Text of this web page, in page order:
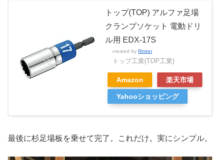
トップ(TOP) アルファ足場
クランプソケット 電動ドリ
ル用 EDX-17S
created by Rinker
トップ工業(TOP工業)
Amazon 楽天市場
Yahooショッピング
最後に杉足場板を乗せて完了。これだけ。実にシンプル。